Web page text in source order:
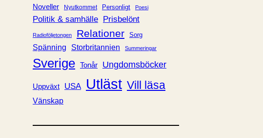
Noveller Nyutkommet Personligt Poesi
Politik & samhälle Prisbelönt
Radioföljetongen Relationer Sorg
Spänning Storbritannien Summeringar
Sverige Tonår Ungdomsböcker
Uppväxt USA Utläst Vill läsa
Vänskap